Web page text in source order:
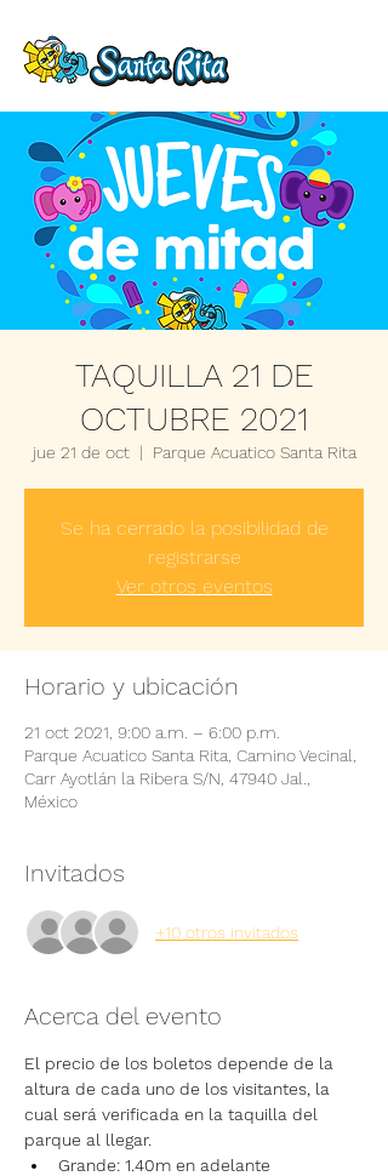
TAQUILLA 21 DE
OCTUBRE 2021
jue 21 de oct
  |
Parque Acuatico Santa Rita
Se ha cerrado la posibilidad de
registrarse
Ver otros eventos
Horario y ubicación
21 oct 2021, 9:00 a.m. – 6:00 p.m.
Parque Acuatico Santa Rita, Camino Vecinal,
Carr Ayotlán la Ribera S/N, 47940 Jal.,
México
Invitados
+10 otros invitados
Acerca del evento
El precio de los boletos depende de la
altura de cada uno de los visitantes, la
cual será verificada en la taquilla del
parque al llegar.
Grande: 1.40m en adelante